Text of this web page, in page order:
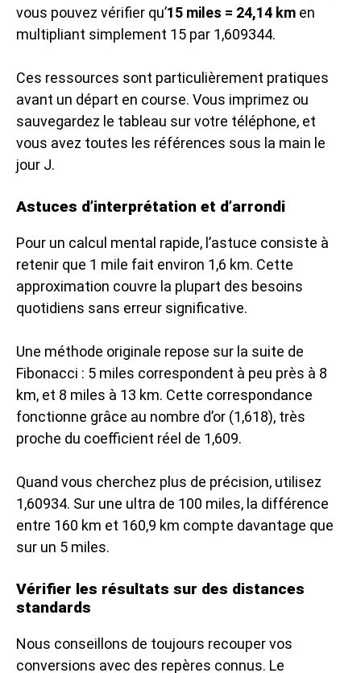
vous pouvez vérifier qu’15 miles = 24,14 km en
multipliant simplement 15 par 1,609344.
Ces ressources sont particulièrement pratiques
avant un départ en course. Vous imprimez ou
sauvegardez le tableau sur votre téléphone, et
vous avez toutes les références sous la main le
jour J.
Astuces d’interprétation et d’arrondi
Pour un calcul mental rapide, l’astuce consiste à
retenir que 1 mile fait environ 1,6 km. Cette
approximation couvre la plupart des besoins
quotidiens sans erreur significative.
Une méthode originale repose sur la suite de
Fibonacci : 5 miles correspondent à peu près à 8
km, et 8 miles à 13 km. Cette correspondance
fonctionne grâce au nombre d’or (1,618), très
proche du coefficient réel de 1,609.
Quand vous cherchez plus de précision, utilisez
1,60934. Sur une ultra de 100 miles, la différence
entre 160 km et 160,9 km compte davantage que
sur un 5 miles.
Vérifier les résultats sur des distances
standards
Nous conseillons de toujours recouper vos
conversions avec des repères connus. Le